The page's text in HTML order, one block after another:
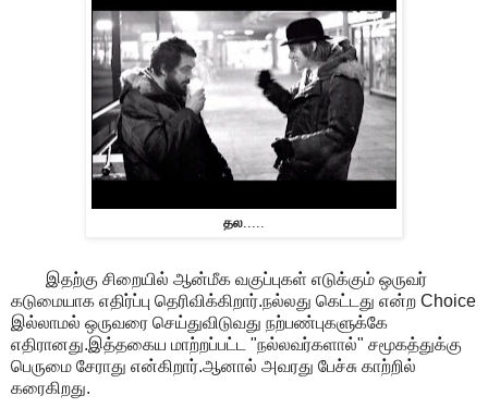
தல
இதற்கு சிறையில் ஆன்மீக வகுப்புகள் எடுக்கும் ஒருவர்
கடுமையாக எதிர்ப்பு தெரிவிக்கிறார்.நல்லது கெட்டது என்ற Choice
இல்லாமல் ஒருவரை செய்துவிடுவது நற்பண்புகளுக்கே
எதிரானது.இத்தகைய மாற்றப்பட்ட "நல்லவர்களால்" சமூகத்துக்கு
பெருமை சேராது என்கிறார்.ஆனால் அவரது பேச்சு காற்றில்
கரைகிறது.